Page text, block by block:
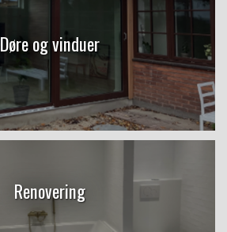
Døre og vinduer
Renovering